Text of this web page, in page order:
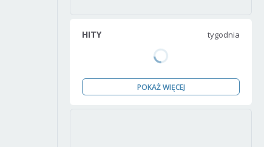
HITY tygodnia
POKAŻ WIĘCEJ